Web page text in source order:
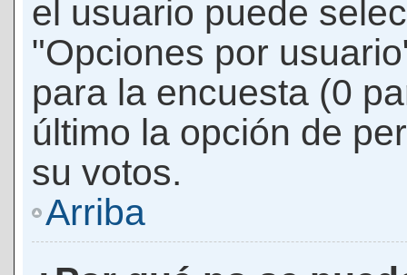
el usuario puede
"Opciones por
para la encuesta (0
último la opción de
su votos.
Arriba